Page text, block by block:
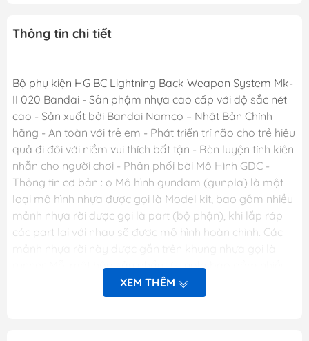
Thông tin chi tiết
Bộ phụ kiện HG BC Lightning Back Weapon System Mk-
II 020 Bandai - Sản phậm nhựa cao cấp với độ sắc nét
cao - Sản xuất bởi Bandai Namco – Nhật Bản Chính
hãng - An toàn với trẻ em - Phát triển trí não cho trẻ hiệu
quả đi đôi với niềm vui thích bất tận - Rèn luyện tính kiên
nhẫn cho người chơi - Phân phối bởi Mô Hình GDC -
Thông tin cơ bản : o Mô hình gundam (gunpla) là một
loại mô hình nhựa được gọi là Model kit, bao gồm nhiều
mảnh nhựa rời được gọi là part (bộ phận), khi lắp ráp
các part lại với nhau sẽ được mô hình hoàn chỉnh. Các
runner. Mỗi một hộp sản phẩm Gunpla bao gồm nhiều
runner và các phụ kiện liên quan, một tập sách nhỏ
(manual) bên trong giới thiệu sơ lược về mẫu Gundam
XEM THÊM